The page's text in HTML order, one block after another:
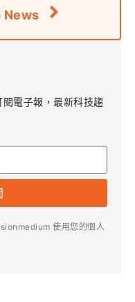
News
電子報，最新科技趨
使用您的個人